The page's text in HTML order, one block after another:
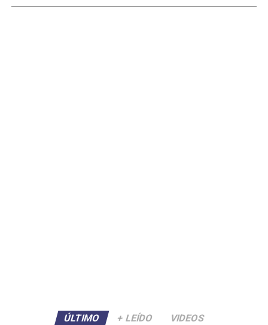
ÚLTIMO + LEÍDO VIDEOS